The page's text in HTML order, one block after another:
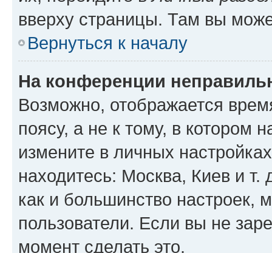
вверху страницы. Там вы
Вернуться к началу
На конференции
Возможно, отображается
поясу, а не к тому, в котором
измените в личных
находитесь: Москва, Киев и т.
как и большинство настроек,
пользователи. Если вы не
момент сделать это.